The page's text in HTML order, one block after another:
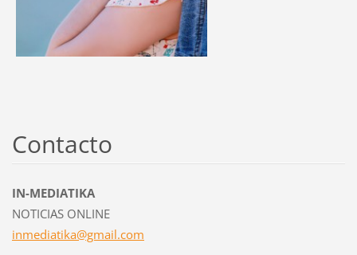
Contacto
IN-MEDIATIKA
NOTICIAS ONLINE
inmediatika@gmail.com